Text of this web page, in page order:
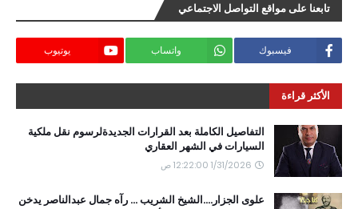
تابعنا على مواقع التواصل الاجتماعي
فيسبوك واتساب يوتيوب
الأكثر قراءة
التفاصيل الكاملة بعد القرارات الجديدةلرسوم نقل ملكية
السيارات في الشهر العقاري
1/31/2026 12:22:00 ص
علوى الجزار....الشيخ الشريب ... رآه جمال عبدالناصر يدخن